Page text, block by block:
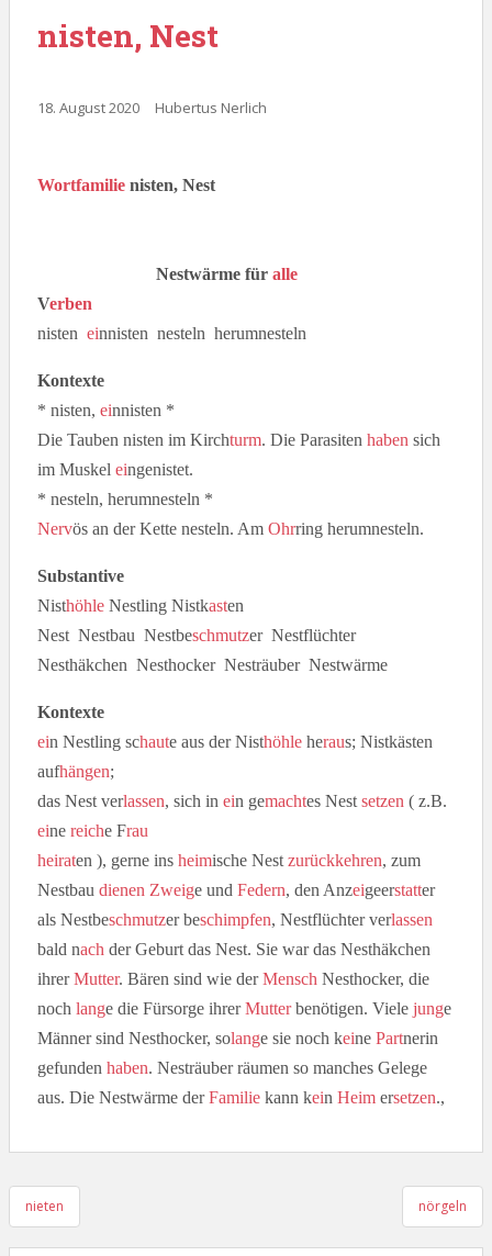
nisten, Nest
18. August 2020 Hubertus Nerlich
Wortfamilie nisten, Nest
Nestwärme für alle
Verben
nisten einnisten nesteln herumnesteln
Kontexte
* nisten, einnisten *
Die Tauben nisten im Kirchturm. Die Parasiten haben sich
im Muskel eingenistet.
* nesteln, herumnesteln *
Nervös an der Kette nesteln. Am Ohrring herumnesteln.
Substantive
Nisthöhle Nestling Nistkasten
Nest Nestbau Nestbeschmutzer Nestflüchter
Nesthäkchen Nesthocker Nesträuber Nestwärme
Kontexte
ein Nestling schaute aus der Nisthöhle heraus; Nistkästen
aufhängen;
das Nest verlassen, sich in ein gemachtes Nest setzen ( z.B.
eine reiche Frau
heiraten ), gerne ins heimische Nest zurückkehren, zum
Nestbau dienen Zweige und Federn, den Anzeigeerstatter
als Nestbeschmutzer beschimpfen, Nestflüchter verlassen
bald nach der Geburt das Nest. Sie war das Nesthäkchen
ihrerMutter. Bären sind wie derMensch Nesthocker, die
noch lange die Fürsorge ihrerMutterbenötigen. Viele junge
Männer sind Nesthocker, solange sie noch keine Partnerin
gefunden haben. Nesträuber räumen so manches Gelege
aus. Die Nestwärme derFamilie kann kein Heim ersetzen.,
Beitragsnavigation
nieten nörgeln